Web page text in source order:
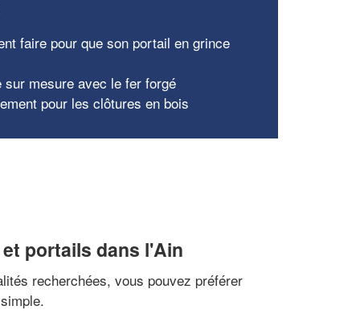
faire pour que son portail en grince
sur mesure avec le fer forgé
pour les clôtures en bois
portails dans l'Ain
recherchées, vous pouvez préférer